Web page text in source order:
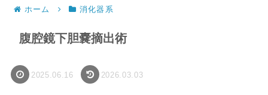
ホーム 消化器系
腹腔鏡下胆嚢摘出術
2025.06.16 2026.03.03